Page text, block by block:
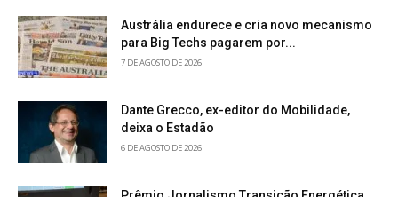
Austrália endurece e cria novo mecanismo
para Big Techs pagarem por...
7 DE AGOSTO DE 2026
Dante Grecco, ex-editor do Mobilidade,
deixa o Estadão
6 DE AGOSTO DE 2026